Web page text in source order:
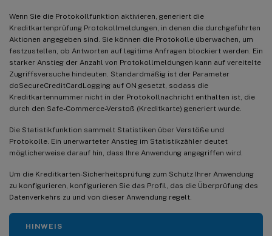
Wenn Sie die Protokollfunktion aktivieren, generiert die
Kreditkartenprüfung Protokollmeldungen, in denen die durchgeführten
Aktionen angegeben sind. Sie können die Protokolle überwachen, um
festzustellen, ob Antworten auf legitime Anfragen blockiert werden. Ein
starker Anstieg der Anzahl von Protokollmeldungen kann auf vereitelte
Zugriffsversuche hindeuten. Standardmäßig ist der Parameter
doSecureCreditCardLogging auf ON gesetzt, sodass die
Kreditkartennummer nicht in der Protokollnachricht enthalten ist, die
durch den Safe-Commerce-Verstoß (Kreditkarte) generiert wurde.
Die Statistikfunktion sammelt Statistiken über Verstöße und
Protokolle. Ein unerwarteter Anstieg im Statistikzähler deutet
möglicherweise darauf hin, dass Ihre Anwendung angegriffen wird.
Um die Kreditkarten-Sicherheitsprüfung zum Schutz Ihrer Anwendung
zu konfigurieren, konfigurieren Sie das Profil, das die Überprüfung des
Datenverkehrs zu und von dieser Anwendung regelt.
HINWEIS